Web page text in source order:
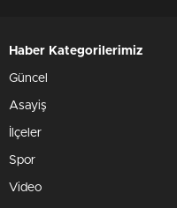
Haber Kategorilerimiz
Güncel
Asayiş
İlçeler
Spor
Video